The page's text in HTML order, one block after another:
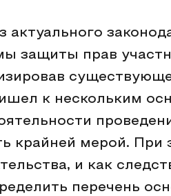
актуального
защиты прав
к нескольким
крайней мерой. При
и как
перечень